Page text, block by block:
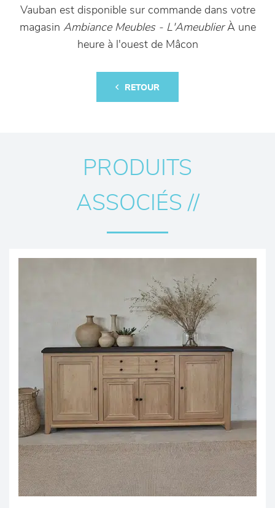
Vauban est disponible sur commande dans votre
magasin Ambiance Meubles - L'AmeublierÀ une
heure à l'ouest de Mâcon
RETOUR
PRODUITS
ASSOCIÉS //